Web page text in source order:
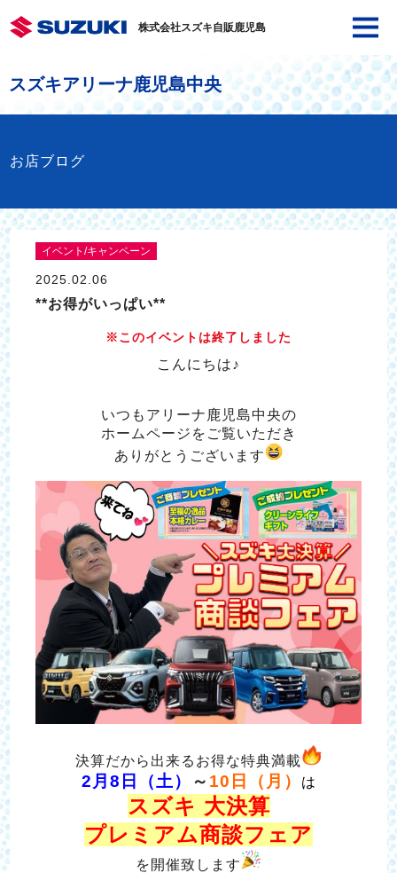
株式会社スズキ自販鹿児島
スズキアリーナ鹿児島中央
お店ブログ
イベント/キャンペーン
2025.02.06
**お得がいっぱい**
※このイベントは終了しました
こんにちは♪
いつもアリーナ鹿児島中央の
ホームページをご覧いただき
ありがとうございます
決算だから出来るお得な特典満載
2月8日（土） ～ 10日（月） は
スズキ 大決算
プレミアム商談フェア
を開催致します